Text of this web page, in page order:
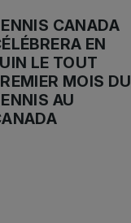
CANADA
EN
LE TOUT
MOIS DU
AU